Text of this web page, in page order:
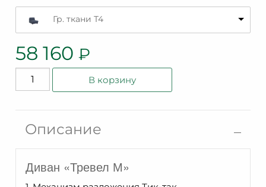
Гр. ткани T4
58 160 ₽
Количество
товара
Тревел
М
ММ-354-
В корзину
Описание
Диван «Тревел М»